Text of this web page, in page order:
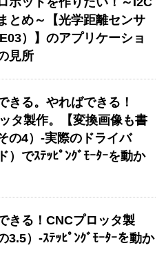
とめ～【光学距離センサ
）】のアプリケーショ
見所
きる。やればできる！
タ製作。【変換画像も書
の4）-実際のドライバ
）でｽﾃｯﾋﾟﾝｸﾞﾓｰﾀｰを動か
きる！CNCプロッタ製
3.5）-ｽﾃｯﾋﾟﾝｸﾞﾓｰﾀｰを動か